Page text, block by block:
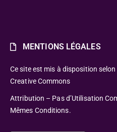
MENTIONS LÉGALES
Ce site est mis à disposition
Creative Commons
Attribution – Pas d’Utilisation
Mêmes Conditions.